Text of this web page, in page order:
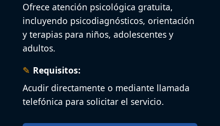
Ofrece atención psicológica gratuita,
incluyendo psicodiagnósticos, orientación
y terapias para niños, adolescentes y
adultos.
Requisitos:
Acudir directamente o mediante llamada
telefónica para solicitar el servicio.